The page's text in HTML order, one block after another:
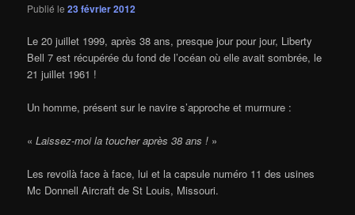
Publié le23 février 2012
Le 20 juillet 1999, après 38 ans, presque jour pour jour, Liberty
Bell 7 est récupérée du fond de l’océan où elle avait sombrée, le
21 juillet 1961 !
Un homme, présent sur le navire s’approche et murmure :
«Laissez-moi la toucher après 38 ans ! »
Les revoilà face à face, lui et la capsule numéro 11 des usines
Mc Donnell Aircraft de St Louis, Missouri.